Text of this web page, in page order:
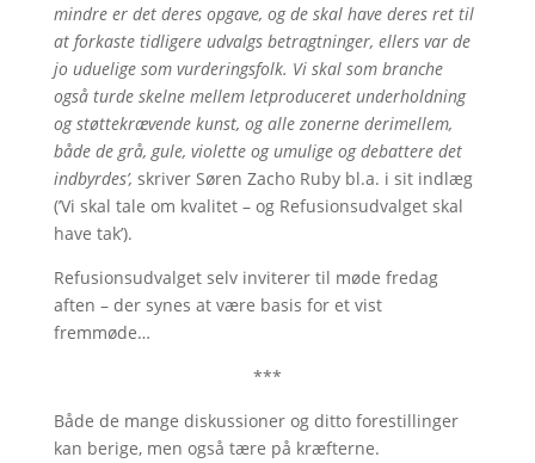
mindre er det deres opgave, og de skal have deres ret til
at forkaste tidligere udvalgs betragtninger, ellers var de
jo uduelige som vurderingsfolk. Vi skal som branche
også turde skelne mellem letproduceret underholdning
og støttekrævende kunst, og alle zonerne derimellem,
både de grå, gule, violette og umulige og debattere det
indbyrdes’, skriver Søren Zacho Ruby bl.a. i sit indlæg
(’Vi skal tale om kvalitet – og Refusionsudvalget skal
have tak’).
Refusionsudvalget selv inviterer til møde fredag
aften – der synes at være basis for et vist
fremmøde…
***
Både de mange diskussioner og ditto forestillinger
kan berige, men også tære på kræfterne.